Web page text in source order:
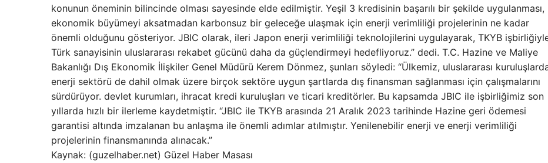
konunun öneminin bilincinde olması sayesinde elde edilmiştir. Yeşil 3 kredisinin başarılı bir şekilde uygulanması,
ekonomik büyümeyi aksatmadan karbonsuz bir geleceğe ulaşmak için enerji verimliliği projelerinin ne kadar
önemli olduğunu gösteriyor. JBIC olarak, ileri Japon enerji verimliliği teknolojilerini uygulayarak, TKYB
Türk sanayisinin uluslararası rekabet gücünü daha da güçlendirmeyi hedefliyoruz.” dedi. T.C. Hazine ve Maliye
Bakanlığı Dış Ekonomik İlişkiler Genel Müdürü Kerem Dönmez, şunları söyledi: “Ülkemiz, uluslararası
enerji sektörü de dahil olmak üzere birçok sektöre uygun şartlarda dış finansman sağlanması için çalışmalarını
sürdürüyor. devlet kurumları, ihracat kredi kuruluşları ve ticari kreditörler. Bu kapsamda JBIC ile işbirliğimiz son
yıllarda hızlı bir ilerleme kaydetmiştir. “JBIC ile TKYB arasında 21 Aralık 2023 tarihinde Hazine geri ödemesi
garantisi altında imzalanan bu anlaşma ile önemli adımlar atılmıştır. Yenilenebilir enerji ve enerji verimliliği
projelerinin finansmanında alınacak.”
Kaynak: (guzelhaber.net) Güzel Haber Masası